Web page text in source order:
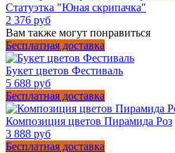
Статуэтка "Юная скрипачка"
2 376 руб
Вам также могут понравиться
Бесплатная доставка
Букет цветов Фестиваль
5 688 руб
Бесплатная доставка
Композиция цветов Пирамида Роз
3 888 руб
Бесплатная доставка